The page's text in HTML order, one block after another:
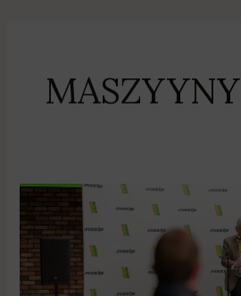
MASZYYNY
Trzcianka:
lokalnego
zakładu
do